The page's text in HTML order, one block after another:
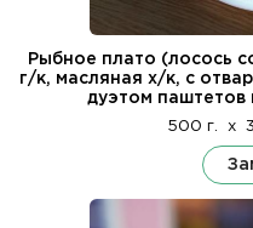
Рыбное плато (лосось
г/к, масляная х/к, с
дуэтом паштетов
500 г. x